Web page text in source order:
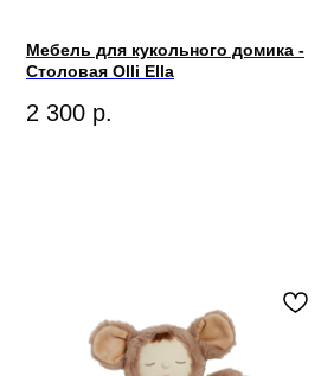
Мебель для кукольного домика -
Столовая Olli Ella
2 300 р.